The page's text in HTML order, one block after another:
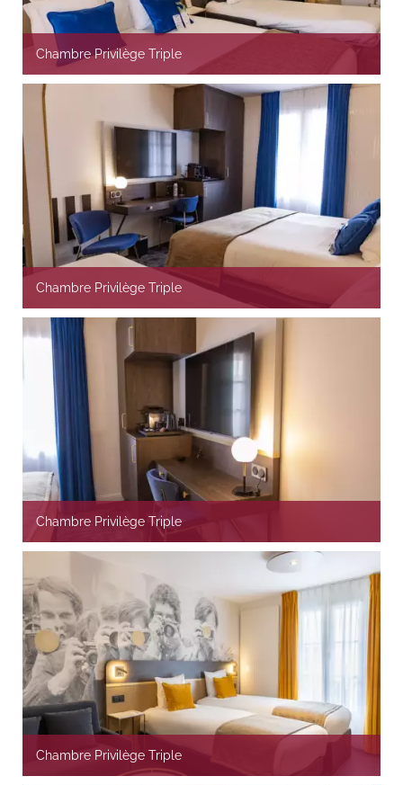
Chambre Privilège Triple
Chambre Privilège Triple
Chambre Privilège Triple
Chambre Privilège Triple